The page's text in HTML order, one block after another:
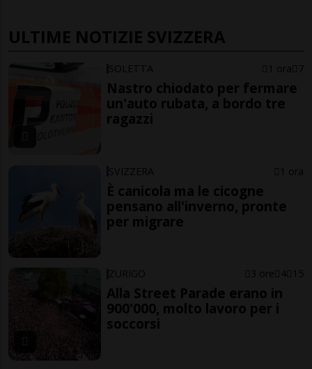
ULTIME NOTIZIE SVIZZERA
SOLETTA 1 ora 7
Nastro chiodato per fermare
un'auto rubata, a bordo tre
ragazzi
SVIZZERA 1 ora
È canicola ma le cicogne
pensano all'inverno, pronte
per migrare
ZURIGO 3 ore 4 15
Alla Street Parade erano in
900'000, molto lavoro per i
soccorsi